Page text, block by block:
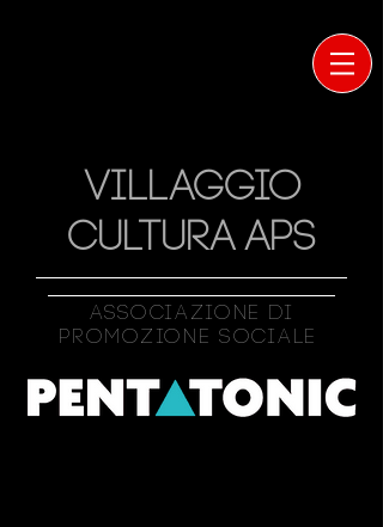
VILLAGGIO
CULTURA APS
Associazione Di
Promozione Sociale